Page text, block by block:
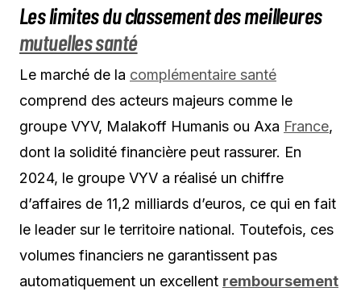
Les limites du classement des meilleures
mutuelles santé
Le marché de la complémentaire santé
comprend des acteurs majeurs comme le
groupe VYV, Malakoff Humanis ou Axa France,
dont la solidité financière peut rassurer. En
2024, le groupe VYV a réalisé un chiffre
d’affaires de 11,2 milliards d’euros, ce qui en fait
le leader sur le territoire national. Toutefois, ces
volumes financiers ne garantissent pas
automatiquement un excellent remboursement